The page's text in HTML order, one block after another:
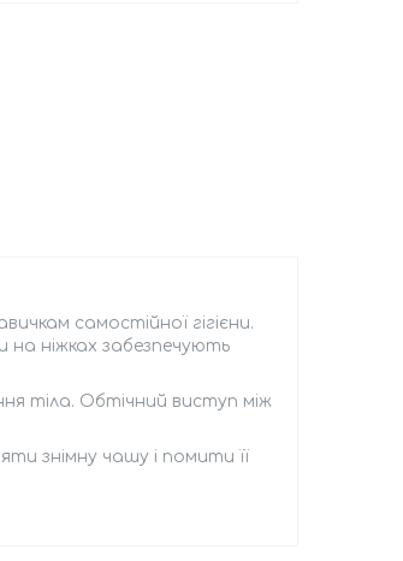
самостійної гігієни.
на ніжках забезпечують
тіла. Обтічний виступ між
знімну чашу і помити її